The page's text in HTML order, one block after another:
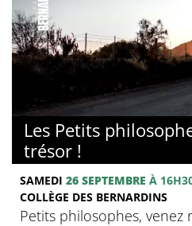
Les Petits
trésor !
SAMEDI 26 SEPTEMBRE À
COLLÈGE DES BERNARDINS
Petits philosophes, venez